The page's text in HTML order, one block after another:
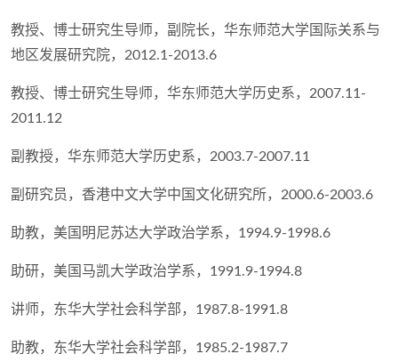
教授、博士研究生导师，副院长，华东师范大学国际关系与
地区发展研究院，2012.1-2013.6
教授、博士研究生导师，华东师范大学历史系，2007.11-
2011.12
副教授，华东师范大学历史系，2003.7-2007.11
副研究员，香港中文大学中国文化研究所，2000.6-2003.6
助教，美国明尼苏达大学政治学系，1994.9-1998.6
助研，美国马凯大学政治学系，1991.9-1994.8
讲师，东华大学社会科学部，1987.8-1991.8
助教，东华大学社会科学部，1985.2-1987.7